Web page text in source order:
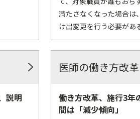
満たさなくなった場合は
け出変更を行う必要があ
説明
医師の働き方改
働き方改革、施行3
間は「減少傾向」